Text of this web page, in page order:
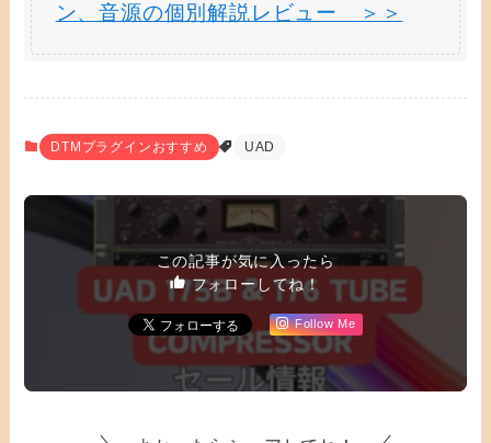
ン、音源の個別解説レビュー ＞＞
DTMプラグインおすすめ UAD
この記事が気に入ったら
フォローしてね！
Follow Me